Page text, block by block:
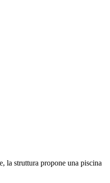
la struttura propone una piscina